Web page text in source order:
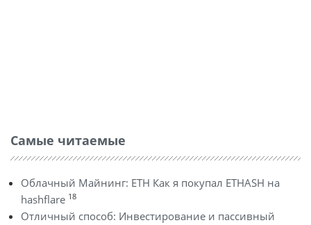
Самые читаемые
Облачный Майнинг: ETH Как я покупал ETHASH на
hashflare 18
Отличный способ: Инвестирование и пассивный